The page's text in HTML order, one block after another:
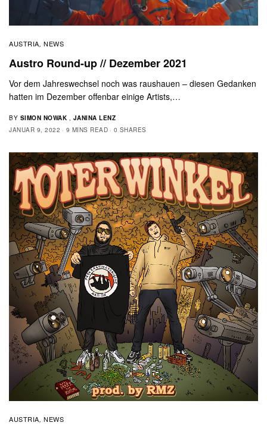
AUSTRIA, NEWS
Austro Round-up // Dezember 2021
Vor dem Jahreswechsel noch was raushauen – diesen Gedanken
hatten im Dezember offenbar einige Artists,…
BY SIMON NOWAK
JANINA LENZ
JANUAR 9, 2022
9 MINS READ 0 SHARES
AUSTRIA, NEWS